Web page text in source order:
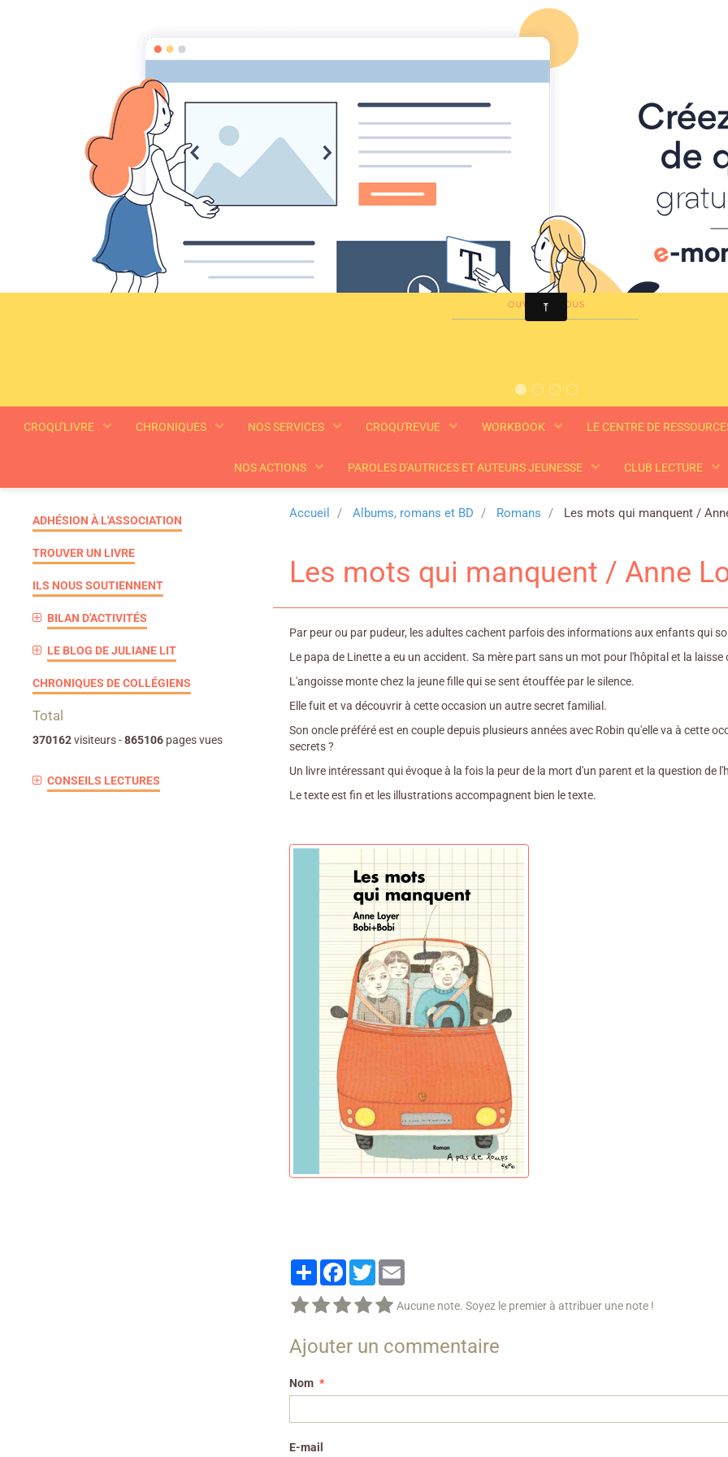
Croqu'livre
CROQU'LIVRE CHRONIQUES NOS SERVICES CROQU'REVUE WORKBOOK LE CENTRE DE
NOS ACTIONS PAROLES D'AUTRICES ET AUTEURS JEUNESSE CLUB LECTURE
Accueil Albums, romans et BD Romans Les mots qui manquent /
Les mots qui manquent / Anne
Par peur ou par pudeur, les adultes cachent parfois des informations aux enfants qui
Le papa de Linette a eu un accident. Sa mère part sans un mot pour l'hôpital et la laisse
L'angoisse monte chez la jeune fille qui se sent étouffée par le silence.
Elle fuit et va découvrir à cette occasion un autre secret familial.
Son oncle préféré est en couple depuis plusieurs années avec Robin qu'elle va à cette
secrets ?
Un livre intéressant qui évoque à la fois la peur de la mort d'un parent et la question de
Le texte est fin et les illustrations accompagnent bien le texte.
PartagerFacebook
Twitter
Aucune note. Soyez le premier à attribuer une note !
Ajouter un commentaire
Nom
E-mail
ADHÉSION À L'ASSOCIATION
TROUVER UN LIVRE
ILS NOUS SOUTIENNENT
BILAN D'ACTIVITÉS
LE BLOG DE JULIANE LIT
CHRONIQUES DE COLLÉGIENS
Total
370162visiteurs -865106 pages vues
CONSEILS LECTURES